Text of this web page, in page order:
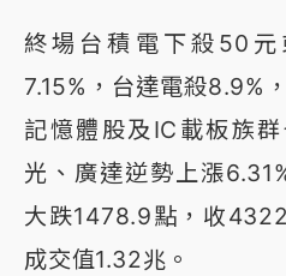
終場台積電下殺50元
7.15%，台達電殺8.9%
記憶體股及IC載板族
光、廣達逆勢上漲
大跌1478.9點，收
成交值1.32兆。